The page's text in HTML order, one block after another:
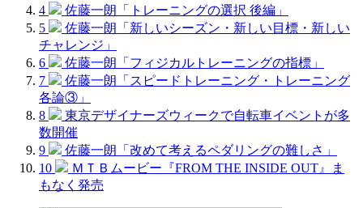
4
佐藤一朗「トレーニングの選択 後編」
5
佐藤一朗「新しいシーズン・新しい目標・新しい
チャレンジ」
6
佐藤一朗「フィジカルトレーニングの指標」
7
佐藤一朗「スピードトレーニング・トレーニング
各論③」
8
東京デザイナーズウィークで自転車イベントが多
数開催
9
佐藤一朗「改めて考えるペダリングの難しさ」
10
ＭＴＢムービー『FROM THE INSIDE OUT』ま
もなく発売